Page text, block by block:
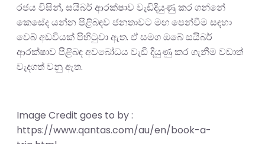
රජය විසින්, සයිබර් ආරක්ෂාව වැඩිදියුණු කර ගන්නේ
කෙසේද යන්න පිළිබඳව ජනතාවට මඟ පෙන්වීම සඳහා
වෙබ් අඩවියක් පිහිටුවා ඇත. ඒ සමග ඔබේ සයිබර්
ආරක්ෂාව පිළිබඳ අවබෝධය වැඩි දියුණු කර ගැනීම වඩාත්
වැදගත් වනු ඇත.
Image Credit goes to by :
https://www.qantas.com/au/en/book-a-